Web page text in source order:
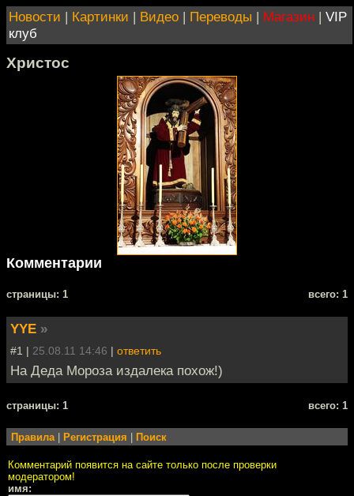
Новости | Картинки | Видео | Переводы | Магазин | VIP
клуб
Христос
Комментарии
cтраницы: 1 всего: 1
YYE »
#1 | 25.08.11 14:46 | ответить
На Деда Мороза издалека похож!)
cтраницы: 1 всего: 1
Правила Регистрация Поиск
Комментарий появится на сайте только после проверки
модератором!
имя: